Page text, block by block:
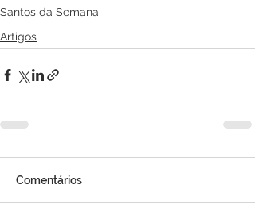
Santos da Semana
Artigos
Comentários